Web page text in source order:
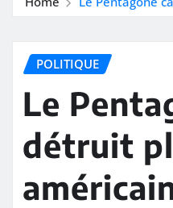
POLITIQUE
Le
détruit